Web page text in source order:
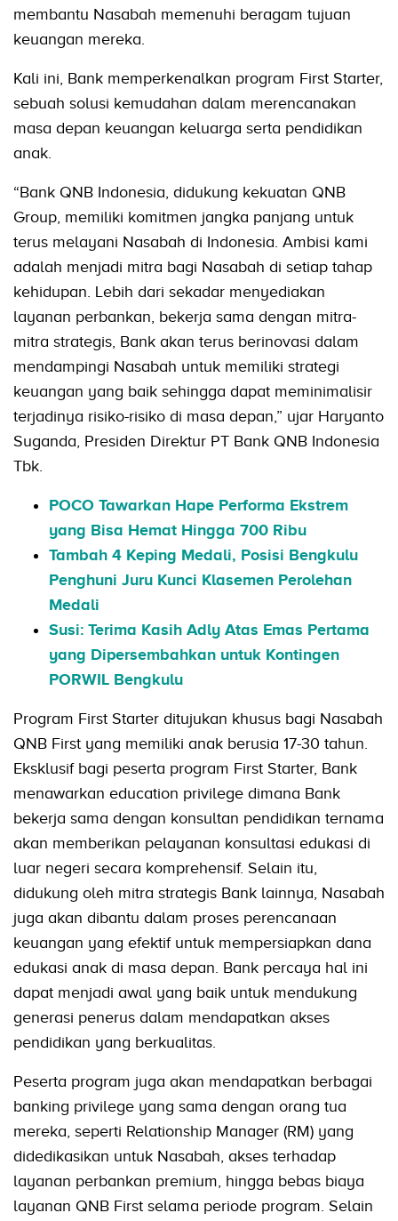
membantu Nasabah memenuhi beragam tujuan
keuangan mereka.
Kali ini, Bank memperkenalkan program First Starter,
sebuah solusi kemudahan dalam merencanakan
masa depan keuangan keluarga serta pendidikan
anak.
“Bank QNB Indonesia, didukung kekuatan QNB
Group, memiliki komitmen jangka panjang untuk
terus melayani Nasabah di Indonesia. Ambisi kami
adalah menjadi mitra bagi Nasabah di setiap tahap
kehidupan. Lebih dari sekadar menyediakan
layanan perbankan, bekerja sama dengan mitra-
mitra strategis, Bank akan terus berinovasi dalam
mendampingi Nasabah untuk memiliki strategi
keuangan yang baik sehingga dapat meminimalisir
terjadinya risiko-risiko di masa depan,” ujar Haryanto
Suganda, Presiden Direktur PT Bank QNB Indonesia
Tbk.
POCO Tawarkan Hape Performa Ekstrem
yang Bisa Hemat Hingga 700 Ribu
Tambah 4 Keping Medali, Posisi Bengkulu
Penghuni Juru Kunci Klasemen Perolehan
Medali
Susi: Terima Kasih Adly Atas Emas Pertama
yang Dipersembahkan untuk Kontingen
PORWIL Bengkulu
Program First Starter ditujukan khusus bagi Nasabah
QNB First yang memiliki anak berusia 17-30 tahun.
Eksklusif bagi peserta program First Starter, Bank
menawarkan education privilege dimana Bank
bekerja sama dengan konsultan pendidikan ternama
akan memberikan pelayanan konsultasi edukasi di
luar negeri secara komprehensif. Selain itu,
didukung oleh mitra strategis Bank lainnya, Nasabah
juga akan dibantu dalam proses perencanaan
keuangan yang efektif untuk mempersiapkan dana
edukasi anak di masa depan. Bank percaya hal ini
dapat menjadi awal yang baik untuk mendukung
generasi penerus dalam mendapatkan akses
pendidikan yang berkualitas.
Peserta program juga akan mendapatkan berbagai
banking privilege yang sama dengan orang tua
mereka, seperti Relationship Manager (RM) yang
didedikasikan untuk Nasabah, akses terhadap
layanan perbankan premium, hingga bebas biaya
layanan QNB First selama periode program. Selain